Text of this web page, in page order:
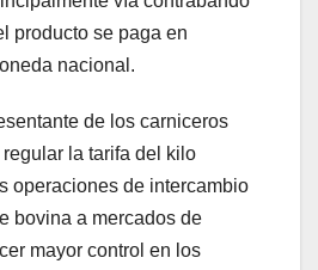
producto se paga en
nacional.
de los carniceros
la tarifa del kilo
operaciones de intercambio
bovina a mercados de
mayor control en los